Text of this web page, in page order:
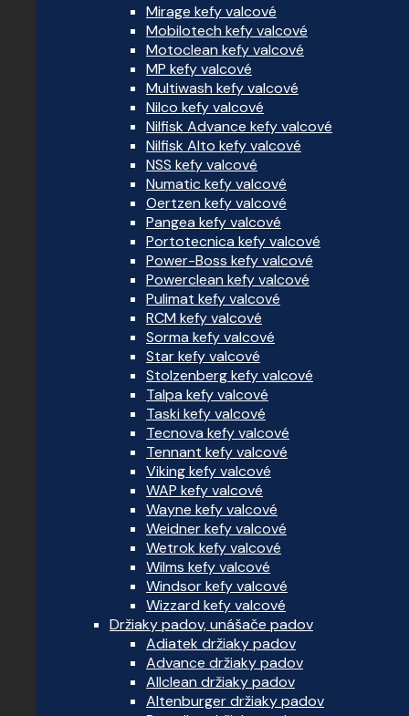
Mirage kefy valcové
Mobilotech kefy valcové
Motoclean kefy valcové
MP kefy valcové
Multiwash kefy valcové
Nilco kefy valcové
Nilfisk Advance kefy valcové
Nilfisk Alto kefy valcové
NSS kefy valcové
Numatic kefy valcové
Oertzen kefy valcové
Pangea kefy valcové
Portotecnica kefy valcové
Power-Boss kefy valcové
Powerclean kefy valcové
Pulimat kefy valcové
RCM kefy valcové
Sorma kefy valcové
Star kefy valcové
Stolzenberg kefy valcové
Talpa kefy valcové
Taski kefy valcové
Tecnova kefy valcové
Tennant kefy valcové
Viking kefy valcové
WAP kefy valcové
Wayne kefy valcové
Weidner kefy valcové
Wetrok kefy valcové
Wilms kefy valcové
Windsor kefy valcové
Wizzard kefy valcové
Držiaky padov, unášače padov
Adiatek držiaky padov
Advance držiaky padov
Allclean držiaky padov
Altenburger držiaky padov